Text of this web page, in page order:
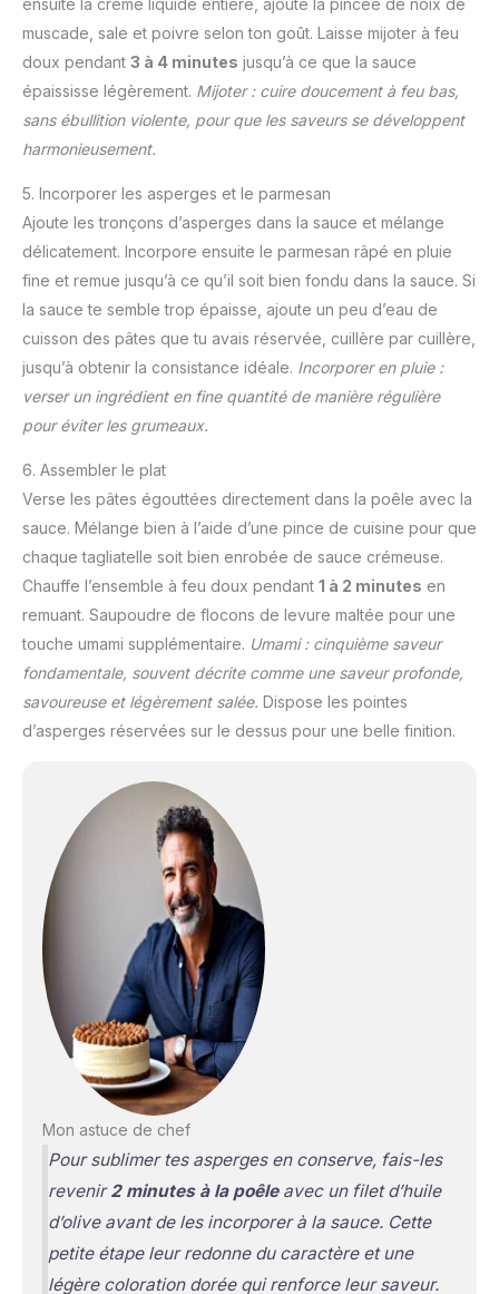
ensuite la crème liquide entière, ajoute la pincée de noix de
muscade, sale et poivre selon ton goût. Laisse mijoter à feu
doux pendant 3 à 4 minutes jusqu’à ce que la sauce
épaississe légèrement. Mijoter : cuire doucement à feu bas,
sans ébullition violente, pour que les saveurs se développent
harmonieusement.
5. Incorporer les asperges et le parmesan
Ajoute les tronçons d’asperges dans la sauce et mélange
délicatement. Incorpore ensuite le parmesan râpé en pluie
fine et remue jusqu’à ce qu’il soit bien fondu dans la sauce. Si
la sauce te semble trop épaisse, ajoute un peu d’eau de
cuisson des pâtes que tu avais réservée, cuillère par cuillère,
jusqu’à obtenir la consistance idéale. Incorporer en pluie :
verser un ingrédient en fine quantité de manière régulière
pour éviter les grumeaux.
6. Assembler le plat
Verse les pâtes égouttées directement dans la poêle avec la
sauce. Mélange bien à l’aide d’une pince de cuisine pour que
chaque tagliatelle soit bien enrobée de sauce crémeuse.
Chauffe l’ensemble à feu doux pendant 1 à 2 minutes en
remuant. Saupoudre de flocons de levure maltée pour une
touche umami supplémentaire. Umami : cinquième saveur
fondamentale, souvent décrite comme une saveur profonde,
savoureuse et légèrement salée. Dispose les pointes
d’asperges réservées sur le dessus pour une belle finition.
Mon astuce de chef
Pour sublimer tes asperges en conserve, fais-les
revenir2 minutes à la poêleavec un filet d’huile
d’olive avant de les incorporer à la sauce. Cette
petite étape leur redonne du caractère et une
légère coloration dorée qui renforce leur saveur.